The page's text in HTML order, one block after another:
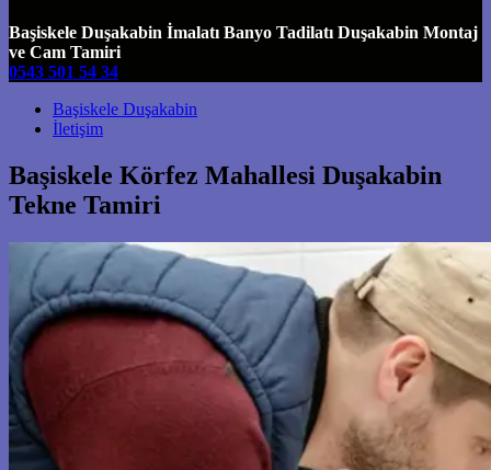
Başiskele Duşakabin İmalatı Banyo Tadilatı Duşakabin Montaj
ve Cam Tamiri
0543 501 54 34
Main Navigation
Başiskele Duşakabin
İletişim
Başiskele Körfez Mahallesi Duşakabin
Tekne Tamiri